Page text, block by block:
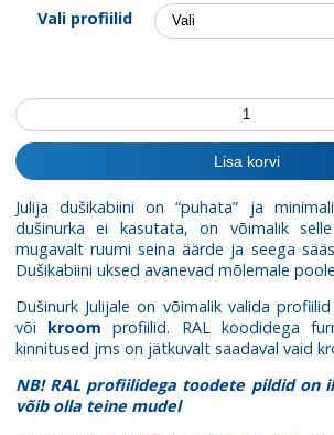
Vali profiilid
Dušinurk
Julija
kogus
Lisa korvi
Julija dušikabiini on “puhata” ja
dušinurka ei kasutata, on võimalik
mugavalt ruumi seina äärde ja seega
Dušikabiini uksed avanevad mõlemale
Dušinurk Julijale on võimalik valida profiilid
või kroomprofiilid. RAL koodidega
kinnitused jms on jätkuvalt saadaval vaid
NB! RAL profiilidega toodete pildid on
võib olla teine mudel